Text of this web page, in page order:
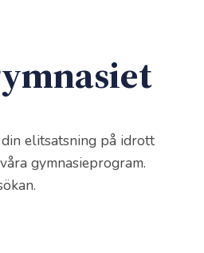
elitsatsning på idrott
gymnasieprogram.